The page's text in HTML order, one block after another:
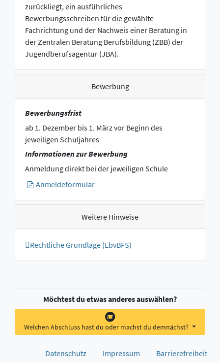
zurückliegt, ein ausführliches
Bewerbungsschreiben für die gewählte
Fachrichtung und der Nachweis einer Beratung in
der Zentralen Beratung Berufsbildung (ZBB) der
Jugendberufsagentur (JBA).
Bewerbung
Bewerbungsfrist
ab 1. Dezember bis 1. März vor Beginn des
jeweiligen Schuljahres
Informationen zur Bewerbung
Anmeldung direkt bei der jeweiligen Schule
Anmeldeformular
Weitere Hinweise
Rechtliche Grundlage (EbvBFS)
Möchtest du etwas anderes auswählen?
Welchen Abschluss hast du oder machst du demnächst?
Datenschutz Impressum Barrierefreiheit